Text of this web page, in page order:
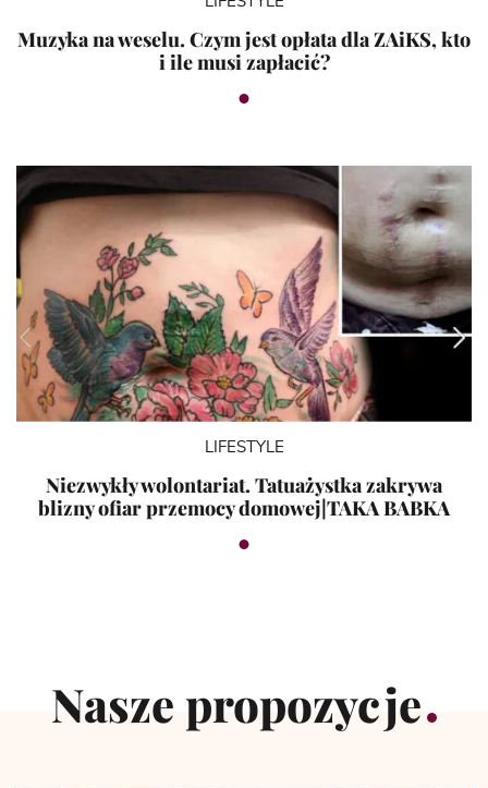
Muzyka na weselu. Czym jest opłata dla ZAiKS, kto
i ile musi zapłacić?
LIFESTYLE
Niezwykły wolontariat. Tatuażystka zakrywa
blizny ofiar przemocy domowej|TAKA BABKA
Nasze propozycje